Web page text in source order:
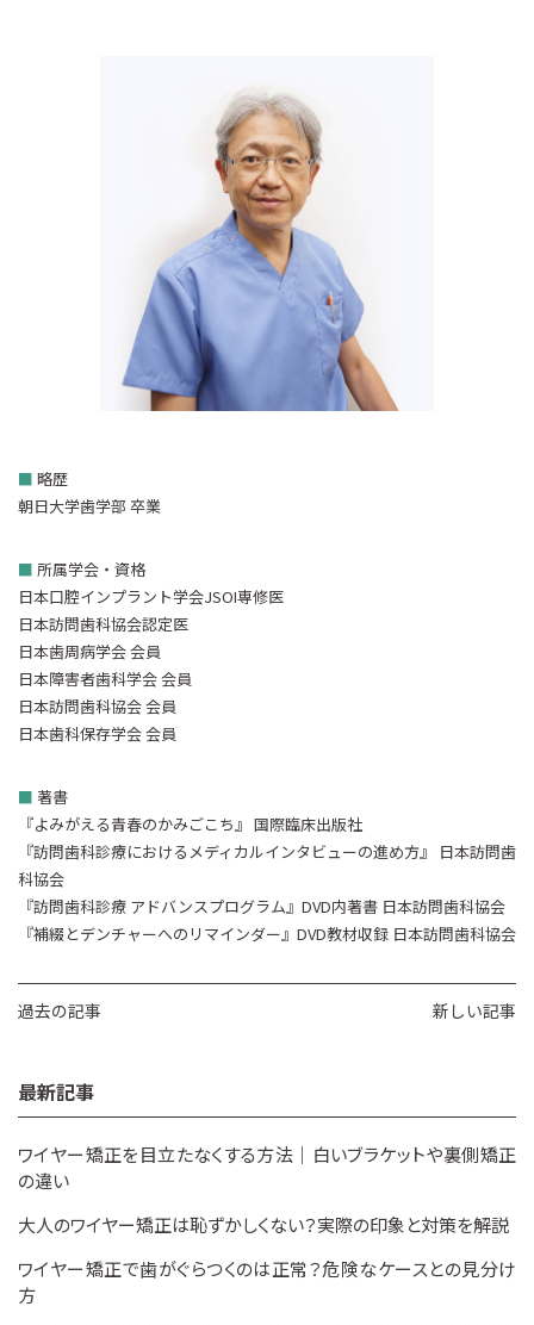
■ 略歴
朝日大学歯学部 卒業
■ 所属学会・資格
日本口腔インプラント学会JSOI専修医
日本訪問歯科協会認定医
日本歯周病学会 会員
日本障害者歯科学会 会員
日本訪問歯科協会 会員
日本歯科保存学会 会員
■ 著書
『よみがえる青春のかみごこち』 国際臨床出版社
『訪問歯科診療におけるメディカルインタビューの進め方』 日本訪問歯
科協会
『訪問歯科診療 アドバンスプログラム』DVD内著書 日本訪問歯科協会
『補綴とデンチャーへのリマインダー』DVD教材収録 日本訪問歯科協会
新しい記事
過去の記事
最新記事
ワイヤー矯正を目立たなくする方法｜白いブラケットや裏側矯正
の違い
大人のワイヤー矯正は恥ずかしくない？実際の印象と対策を解説
ワイヤー矯正で歯がぐらつくのは正常？危険なケースとの見分け
方